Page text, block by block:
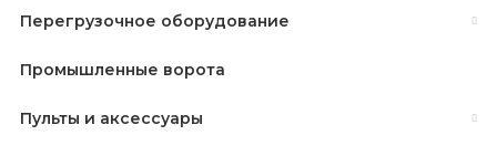
Перегрузочное оборудование
Промышленные ворота
Пульты и аксессуары